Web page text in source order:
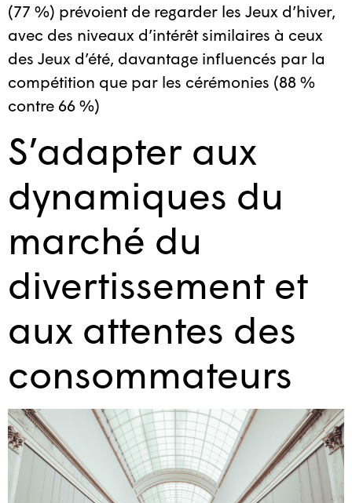
(77 %) prévoient de regarder les Jeux d’hiver,
avec des niveaux d’intérêt similaires à ceux
des Jeux d’été, davantage influencés par la
compétition que par les cérémonies (88 %
contre 66 %)
S’adapter aux
dynamiques du
marché du
divertissement et
aux attentes des
consommateurs